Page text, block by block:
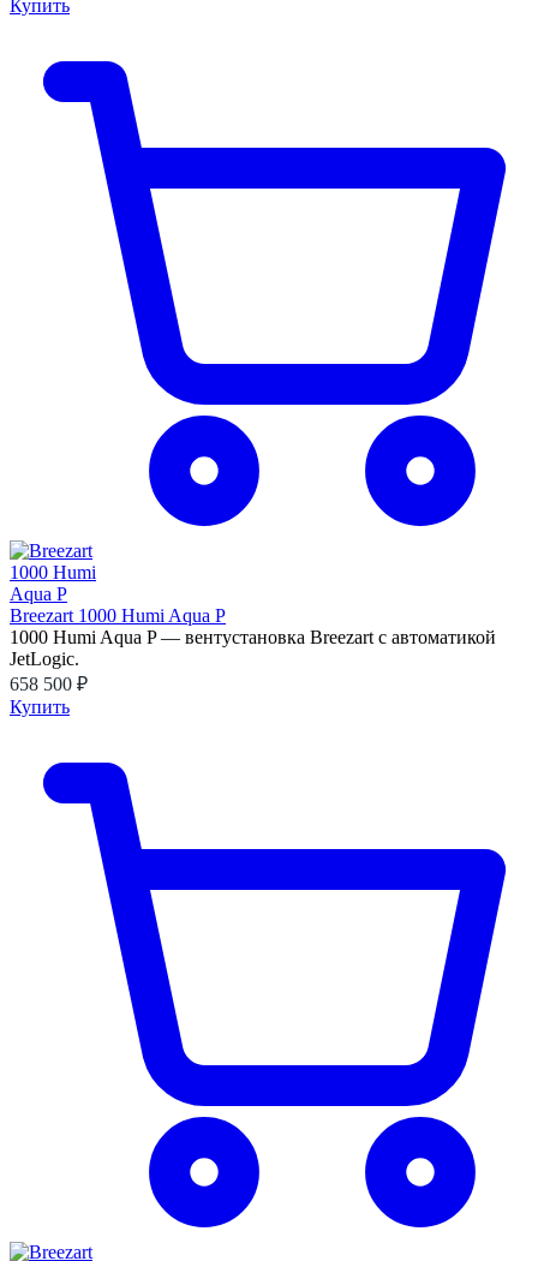
Купить
Breezart 1000 Humi Aqua P
1000 Humi Aqua P — вентустановка Breezart с автоматикой
JetLogic.
658 500 ₽
Купить